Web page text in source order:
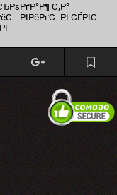
С‚Р°
РІРёРґС–РІ СЃРІС–